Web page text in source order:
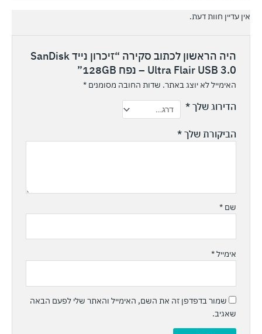
אין עדיין חוות דעת.
היה הראשון לכתוב סקירה “זיכרון נייד SanDisk
Ultra Flair USB 3.0 – נפח 128GB”
האימייל לא יוצג באתר. שדות החובה מסומנים *
הדירוג שלך*
הביקורת שלך*
שם *
אימייל*
שמור בדפדפן זה את השם, האימייל והאתר שלי לפעם הבאה
שאגיב.